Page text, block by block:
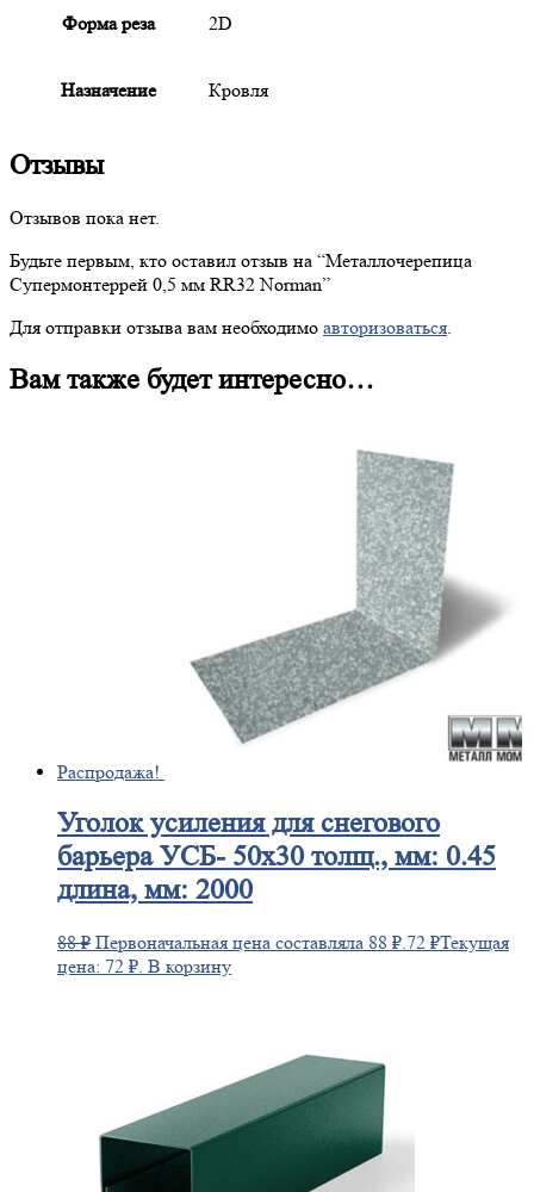
Форма реза 2D
Назначение Кровля
Отзывы
Отзывов пока нет.
Будьте первым, кто оставил отзыв на “Металлочерепица
Супермонтеррей 0,5 мм RR32 Norman”
Для отправки отзыва вам необходимо авторизоваться
Вам также будет интересно…
Распродажа!
Уголокусиления для снегового
барьера УСБ- 50х30 толщ., мм: 0.45
длина, мм: 2000
88₽ Первоначальная цена составляла 88 ₽.72 ₽Текущая
цена: 72 ₽. В корзину